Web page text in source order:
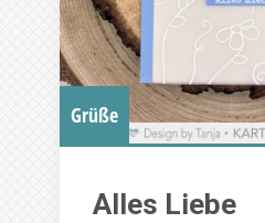
Grüße
Alles Liebe